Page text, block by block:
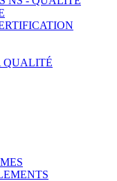
QUALITÉ